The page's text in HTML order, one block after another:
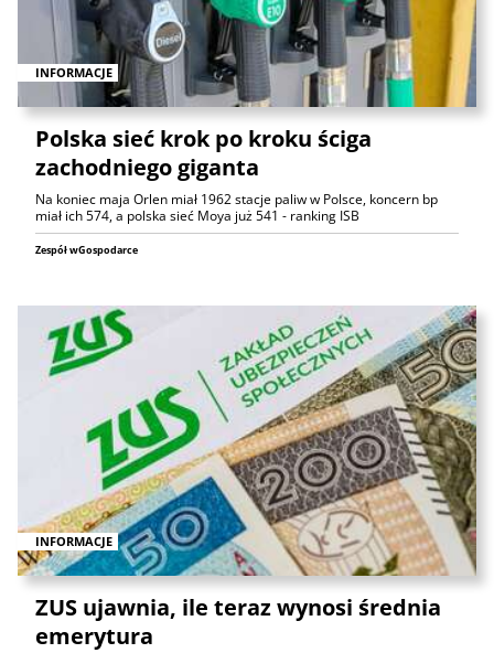
INFORMACJE
Polska sieć krok po kroku ściga
zachodniego giganta
Na koniec maja Orlen miał 1962 stacje paliw w Polsce, koncern bp
miał ich 574, a polska sieć Moya już 541 - ranking ISB
Zespół wGospodarce
INFORMACJE
ZUS ujawnia, ile teraz wynosi średnia
emerytura